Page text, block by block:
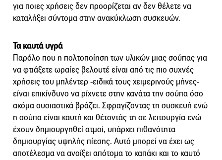
για ποιες χρήσεις δεν προορίζεται αν δεν θέλετε να
καταλήξει σύντομα στην ανακύκλωση συσκευών.
Τα καυτά υγρά
Παρόλο που η πολτοποίηση των υλικών μιας σούπας για
να φτιάξετε ωραίες βελουτέ είναι από τις πιο συχνές
χρήσεις του μπλέντερ -ειδικά τους χειμερινούς μήνες-
είναι επικίνδυνο να ρίχνετε στην κανάτα την σούπα όσο
ακόμα ουσιαστικά βράζει. Σφραγίζοντας τη συσκευή ενώ
η σούπα είναι καυτή και θέτοντάς τη σε λειτουργία ενώ
έχουν δημιουργηθεί ατμοί, υπάρχει πιθανότητα
δημιουργίας υψηλής πίεσης. Αυτό μπορεί να έχει ως
αποτέλεσμα να ανοίξει απότομα το καπάκι και το καυτό